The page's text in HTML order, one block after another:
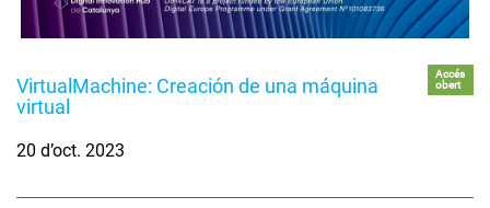
VirtualMachine: Creación de una máquina
virtual
Accés
obert
20 d’oct. 2023